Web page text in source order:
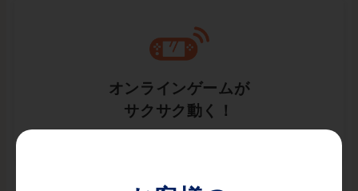
オンラインゲームが
サクサク動く！